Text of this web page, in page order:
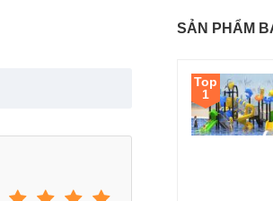
SẢN PHẨM
Top
1